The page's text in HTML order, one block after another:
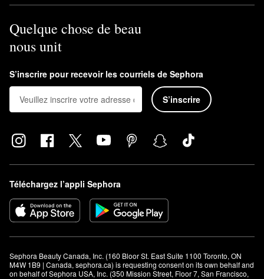
Quelque chose de beau
nous unit
S’inscrire pour recevoir les courriels de Sephora
S’inscrire
Téléchargez l’appli Sephora
Sephora Beauty Canada, Inc. (160 Bloor St. East Suite 1100 Toronto, ON
M4W 1B9 | Canada, sephora.ca) is requesting consent on its own behalf and
on behalf of Sephora USA, Inc. (350 Mission Street, Floor 7, San Francisco,